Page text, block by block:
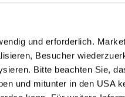
und erforderlich.
Besucher
Bitte beachten Sie,
und mitunter in den USA
nicht in die
zu benützen. Wenn